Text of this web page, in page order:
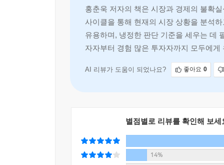
주 테마가 시장을 주도했기 때문에 금리 인상의
---「한국 주식 시장의 변곡점」중에서
2023년을 전환점으로 한국 주택 시장 여건이 개
있다는 점은 장기적인 소득 전망을 밝게 만들어,
올해 금이 유망하다면. 2026년은 어떤 자산이
번째 시나리오는 트럼프 대통령이 관세 인상과
이 감소하고, 연준의 금리 인하가 미뤄져 경기 침
홍춘욱 저자의 책은 시장과 경제의 불확
사이클을 통해 현재의 시장 상황을 분석
유용하며, 냉정한 판단 기준을 세우는 데
자자부터 경험 많은 투자자까지 모두에
AI 리뷰가 도움이 되었나요? 좋아요 0
별점별로 리뷰를 확인해 보세
14%